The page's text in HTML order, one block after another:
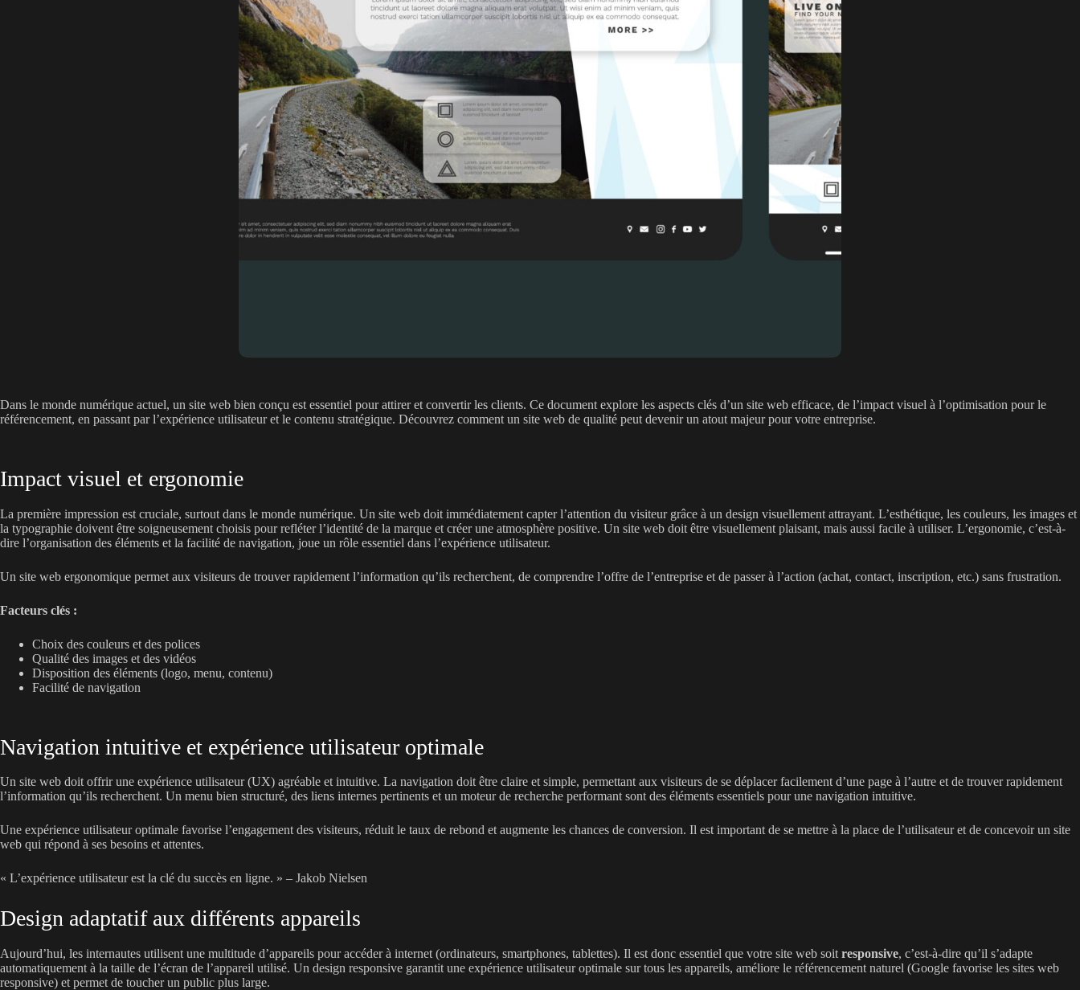
Dans le monde numérique actuel, un site web bien conçu est essentiel pour attirer et convertir les clients. Ce document explore les aspects clés d’un site web efficace, de l’impact visuel à l’optimisation pour le
référencement, en passant par l’expérience utilisateur et le contenu stratégique. Découvrez comment un site web de qualité peut devenir un atout majeur pour votre entreprise.
Impact visuel et ergonomie
La première impression est cruciale, surtout dans le monde numérique. Un site web doit immédiatement capter l’attention du visiteur grâce à un design visuellement attrayant. L’esthétique, les couleurs, les images et
la typographie doivent être soigneusement choisis pour refléter l’identité de la marque et créer une atmosphère positive. Un site web doit être visuellement plaisant, mais aussi facile à utiliser. L’ergonomie, c’est-à-
dire l’organisation des éléments et la facilité de navigation, joue un rôle essentiel dans l’expérience utilisateur.
Un site web ergonomique permet aux visiteurs de trouver rapidement l’information qu’ils recherchent, de comprendre l’offre de l’entreprise et de passer à l’action (achat, contact, inscription, etc.) sans frustration.
Facteurs clés :
Choix des couleurs et des polices
Qualité des images et des vidéos
Disposition des éléments (logo, menu, contenu)
Facilité de navigation
Navigation intuitive et expérience utilisateur optimale
Un site web doit offrir une expérience utilisateur (UX) agréable et intuitive. La navigation doit être claire et simple, permettant aux visiteurs de se déplacer facilement d’une page à l’autre et de trouver rapidement
l’information qu’ils recherchent. Un menu bien structuré, des liens internes pertinents et un moteur de recherche performant sont des éléments essentiels pour une navigation intuitive.
Une expérience utilisateur optimale favorise l’engagement des visiteurs, réduit le taux de rebond et augmente les chances de conversion. Il est important de se mettre à la place de l’utilisateur et de concevoir un site
web qui répond à ses besoins et attentes.
« L’expérience utilisateur est la clé du succès en ligne. » – Jakob Nielsen
Design adaptatif aux différents appareils
Aujourd’hui, les internautes utilisent une multitude d’appareils pour accéder à internet (ordinateurs, smartphones, tablettes). Il est donc essentiel que votre site web soit responsive, c’est-à-dire qu’il s’adapte
automatiquement à la taille de l’écran de l’appareil utilisé. Un design responsive garantit une expérience utilisateur optimale sur tous les appareils, améliore le référencement naturel (Google favorise les sites web
responsive) et permet de toucher un public plus large.